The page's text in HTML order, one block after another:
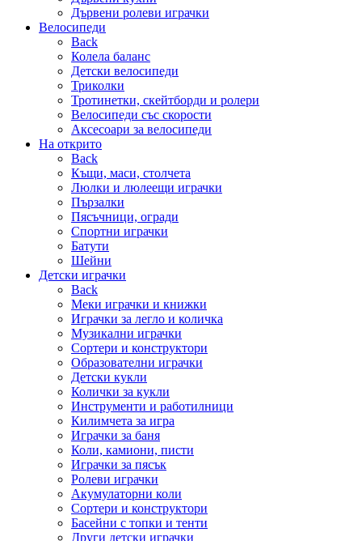
Дървени ролеви играчки
Велосипеди
Back
Колела баланс
Детски велосипеди
Триколки
Тротинетки, скейтборди и ролери
Велосипеди със скорости
Аксесоари за велосипеди
На открито
Back
Къщи, маси, столчета
Люлки и люлеещи играчки
Пързалки
Пясъчници, огради
Спортни играчки
Батути
Шейни
Детски играчки
Back
Меки играчки и книжки
Играчки за легло и количка
Музикални играчки
Сортери и конструктори
Образователни играчки
Детски кукли
Колички за кукли
Инструменти и работилници
Килимчета за игра
Играчки за баня
Коли, камиони, писти
Играчки за пясък
Ролеви играчки
Акумулаторни коли
Сортери и конструктори
Басейни с топки и тенти
Други детски играчки